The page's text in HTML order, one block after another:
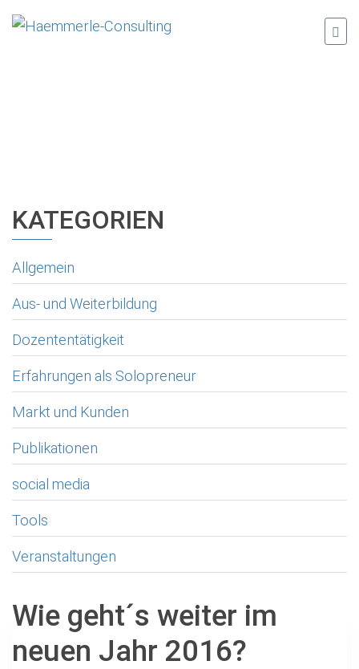
KATEGORIEN
Allgemein
Aus- und Weiterbildung
Dozententätigkeit
Erfahrungen als Solopreneur
Markt und Kunden
Publikationen
social media
Tools
Veranstaltungen
Wie geht´s weiter im
neuen Jahr 2016?